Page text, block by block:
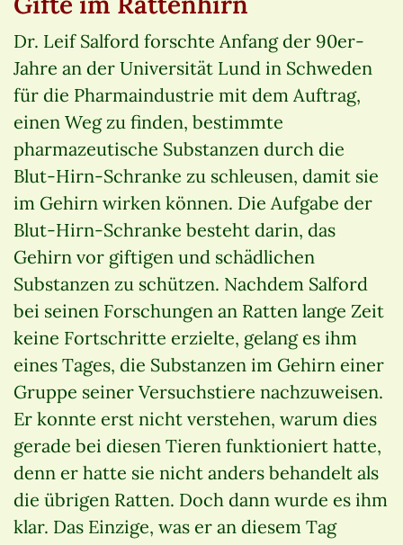
Dr. Leif Salford forschte Anfang der 90er-
Jahre an der Universität Lund in Schweden
für die Pharmaindustrie mit dem Auftrag,
einen Weg zu finden, bestimmte
pharmazeutische Substanzen durch die
Blut-Hirn-Schranke zu schleusen, damit sie
im Gehirn wirken können. Die Aufgabe der
Blut-Hirn-Schranke besteht darin, das
Gehirn vor giftigen und schädlichen
Substanzen zu schützen. Nachdem Salford
bei seinen Forschungen an Ratten lange Zeit
keine Fortschritte erzielte, gelang es ihm
eines Tages, die Substanzen im Gehirn einer
Gruppe seiner Versuchstiere nachzuweisen.
Er konnte erst nicht verstehen, warum dies
gerade bei diesen Tieren funktioniert hatte,
denn er hatte sie nicht anders behandelt als
die übrigen Ratten. Doch dann wurde es ihm
klar. Das Einzige, was er an diesem Tag